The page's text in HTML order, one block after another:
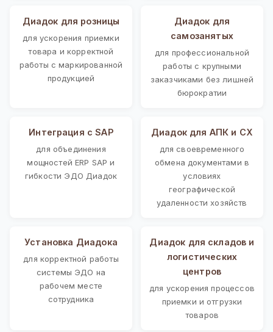
Диадок для розницы
для ускорения приемки
товара и корректной
работы с маркированной
продукцией
Диадок для
самозанятых
для профессиональной
работы с крупными
заказчиками без лишней
бюрократии
Интеграция с SAP
для объединения
мощностей ERP SAP и
гибкости ЭДО Диадок
Диадок для АПК и СХ
для своевременного
обмена документами в
условиях
географической
удаленности хозяйств
Установка Диадока
для корректной работы
системы ЭДО на
рабочем месте
сотрудника
Диадок для складов и
логистических
центров
для ускорения процессов
приемки и отгрузки
товаров